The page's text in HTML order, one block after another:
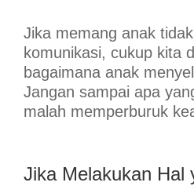
Jika memang anak
komunikasi, cukup kita
bagaimana anak
Jangan sampai apa
malah memperburuk
Jika Melakukan Hal